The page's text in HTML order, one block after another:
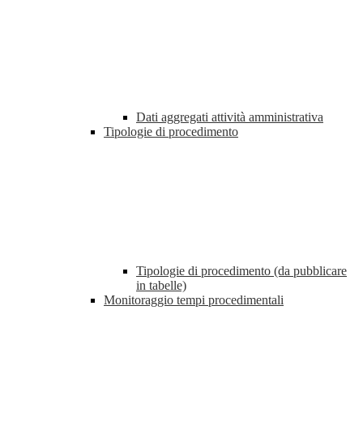
Dati aggregati attività amministrativa
Tipologie di procedimento
Tipologie di procedimento (da pubblicare
in tabelle)
Monitoraggio tempi procedimentali